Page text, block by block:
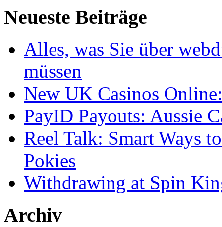
Neueste Beiträge
Alles, was Sie über
müssen
New UK Casinos
PayID Payouts: Aussie
Reel Talk: Smart Ways
Pokies
Withdrawing at Spin
Archiv